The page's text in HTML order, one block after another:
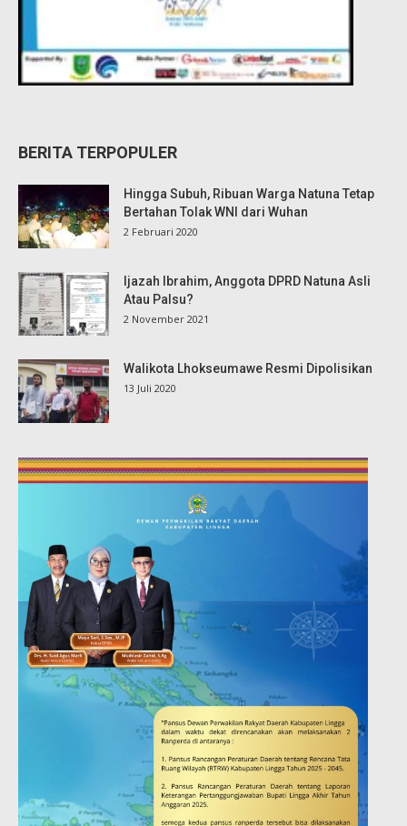
BERITA TERPOPULER
Hingga Subuh, Ribuan Warga Natuna Tetap
Bertahan Tolak WNI dari Wuhan
2 Februari 2020
Ijazah Ibrahim, Anggota DPRD Natuna Asli
Atau Palsu?
2 November 2021
Walikota Lhokseumawe Resmi Dipolisikan
13 Juli 2020